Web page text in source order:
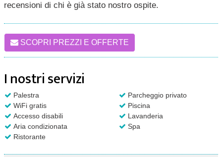
recensioni di chi è già stato nostro ospite.
SCOPRI PREZZI E OFFERTE
I nostri servizi
Palestra
Parcheggio privato
WiFi gratis
Piscina
Accesso disabili
Lavanderia
Aria condizionata
Spa
Ristorante